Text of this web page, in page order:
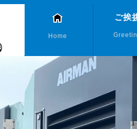
Home
ご挨